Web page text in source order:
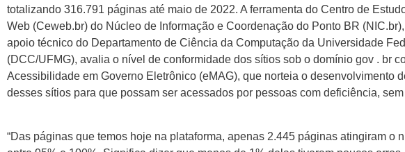
totalizando 316.791 páginas até maio de 2022. A ferramenta do Centro de
Web (Ceweb.br) do Núcleo de Informação e Coordenação do Ponto BR
apoio técnico do Departamento de Ciência da Computação da Universidade
(DCC/UFMG), avalia o nível de conformidade dos sítios sob o domínio gov . br
Acessibilidade em Governo Eletrônico (eMAG), que norteia o desenvolvimento
desses sítios para que possam ser acessados por pessoas com deficiência,
“Das páginas que temos hoje na plataforma, apenas 2.445 páginas atingiram o